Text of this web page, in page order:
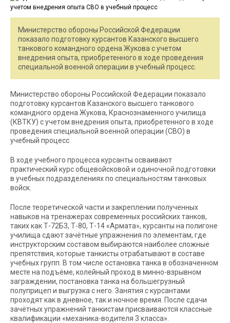
Министерство обороны Российской Федерации
показало подготовку курсантов Казанского высшего
танкового командного ордена Жукова с учетом
внедрения опыта, приобретенного в ходе проведения
специальной военной операции в учебный процесс.
Министерство обороны Российской Федерации показало
подготовку курсантов Казанского высшего танкового
командного ордена Жукова, Краснознаменного училища
(КВТКУ) с учетом внедрения опыта, приобретенного в ходе
проведения специальной военной операции (СВО) в
учебный процесс.
В ходе учебного процесса курсанты осваивают
практический курс общевойсковой и одиночной подготовки
в учебных подразделениях по специальностям танковых
войск.
После теоретической части и закреплении полученных
навыков на тренажерах современных российских танков,
таких как Т-72Б3, Т-80, Т-14 «Армата», курсанты на полигоне
училища сдают зачётные упражнения по элементам, где
инструкторским составом выбираются наиболее сложные
препятствия, которые танкисты отрабатывают в составе
учебных групп. В том числе остановка танка в обозначенном
месте на подъёме, колейный проход в минно-взрывном
заграждении, постановка танка на большегрузный
полуприцеп и выгрузка с него. Занятия с курсантами
проходят как в дневное, так и ночное время. После сдачи
зачётных упражнений танкистам присваиваются классные
квалификации «механика-водителя 3 класса».